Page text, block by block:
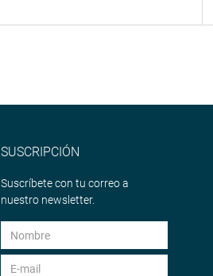
SUSCRIPCIÓN
Suscríbete con tu correo a
nuestro newsletter.